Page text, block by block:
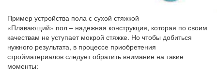
Пример устройства пола с сухой стяжкой
«Плавающий» пол – надежная конструкция, которая по своим
качествам не уступает мокрой стяжке. Но чтобы добиться
нужного результата, в процессе приобретения
стройматериалов следует обратить внимание на такие
моменты: